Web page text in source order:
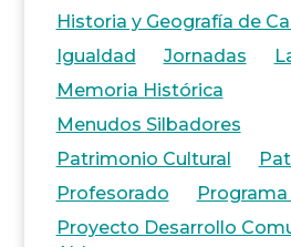
Historia y Geografía de
Igualdad
Jornadas
Memoria Histórica
Menudos Silbadores
Patrimonio Cultural
Profesorado
Programa
Proyecto Desarrollo